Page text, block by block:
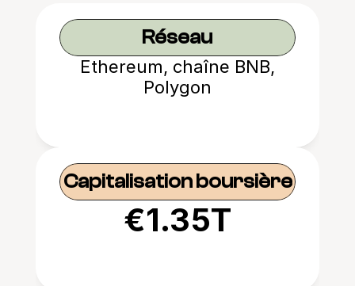
Réseau
Ethereum, chaîne BNB,
Polygon
Capitalisation boursière
€1.35T